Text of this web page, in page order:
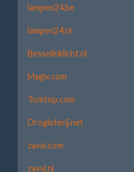
lampen24.be
lampen24.nl
Besselinklicht.nl
Magix.com
Tomtop.com
Drogisterij.net
zavvi.com
zavvi.nl